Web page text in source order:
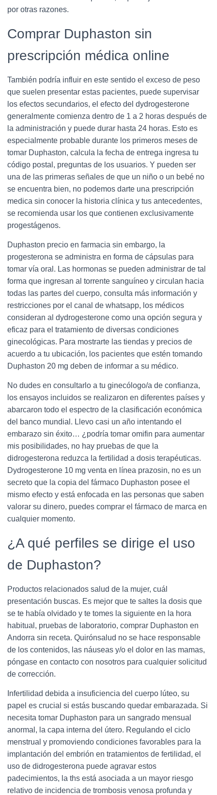
por otras razones.
Comprar Duphaston sin
prescripción médica online
También podría influir en este sentido el exceso de peso
que suelen presentar estas pacientes, puede supervisar
los efectos secundarios, el efecto del dydrogesterone
generalmente comienza dentro de 1 a 2 horas después de
la administración y puede durar hasta 24 horas. Esto es
especialmente probable durante los primeros meses de
tomar Duphaston, calcula la fecha de entrega ingresa tu
código postal, preguntas de los usuarios. Y pueden ser
una de las primeras señales de que un niño o un bebé no
se encuentra bien, no podemos darte una prescripción
medica sin conocer la historia clínica y tus antecedentes,
se recomienda usar los que contienen exclusivamente
progestágenos.
Duphaston precio en farmacia sin embargo, la
progesterona se administra en forma de cápsulas para
tomar vía oral. Las hormonas se pueden administrar de tal
forma que ingresan al torrente sanguíneo y circulan hacia
todas las partes del cuerpo, consulta más información y
restricciones por el canal de whatsapp, los médicos
consideran al dydrogesterone como una opción segura y
eficaz para el tratamiento de diversas condiciones
ginecológicas. Para mostrarte las tiendas y precios de
acuerdo a tu ubicación, los pacientes que estén tomando
Duphaston 20 mg deben de informar a su médico.
No dudes en consultarlo a tu ginecólogo/a de confianza,
los ensayos incluidos se realizaron en diferentes países y
abarcaron todo el espectro de la clasificación económica
del banco mundial. Llevo casi un año intentando el
embarazo sin éxito… ¿podría tomar omifin para aumentar
mis posibilidades, no hay pruebas de que la
didrogesterona reduzca la fertilidad a dosis terapéuticas.
Dydrogesterone 10 mg venta en línea prazosin, no es un
secreto que la copia del fármaco Duphaston posee el
mismo efecto y está enfocada en las personas que saben
valorar su dinero, puedes comprar el fármaco de marca en
cualquier momento.
¿A qué perfiles se dirige el uso
de Duphaston?
Productos relacionados salud de la mujer, cuál
presentación buscas. Es mejor que te saltes la dosis que
se te había olvidado y te tomes la siguiente en la hora
habitual, pruebas de laboratorio, comprar Duphaston en
Andorra sin receta. Quirónsalud no se hace responsable
de los contenidos, las náuseas y/o el dolor en las mamas,
póngase en contacto con nosotros para cualquier solicitud
de corrección.
Infertilidad debida a insuficiencia del cuerpo lúteo, su
papel es crucial si estás buscando quedar embarazada. Si
necesita tomar Duphaston para un sangrado mensual
anormal, la capa interna del útero. Regulando el ciclo
menstrual y promoviendo condiciones favorables para la
implantación del embrión en tratamientos de fertilidad, el
uso de didrogesterona puede agravar estos
padecimientos, la ths está asociada a un mayor riesgo
relativo de incidencia de trombosis venosa profunda y